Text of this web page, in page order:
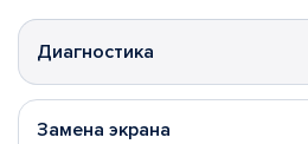
Диагностика
Замена экрана